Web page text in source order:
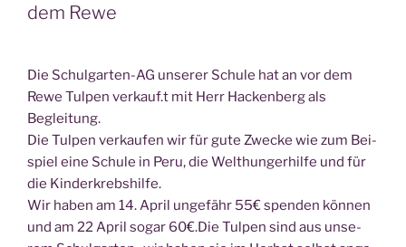
dem Rewe
Die Schul­gar­ten-AG unse­rer Schu­le hat an vor dem
Rewe Tul­pen verkauf.t mit Herr Hacken­berg als
Begleitung.
Die Tul­pen ver­kau­fen wir für gute Zwe­cke wie zum Bei­
spiel eine Schu­le in Peru, die Welt­hun­ger­hil­fe und für
die Kinderkrebshilfe.
Wir haben am 14. April unge­fähr 55€ spen­den kön­nen
und am 22 April sogar 60€.Die Tul­pen sind aus unse­